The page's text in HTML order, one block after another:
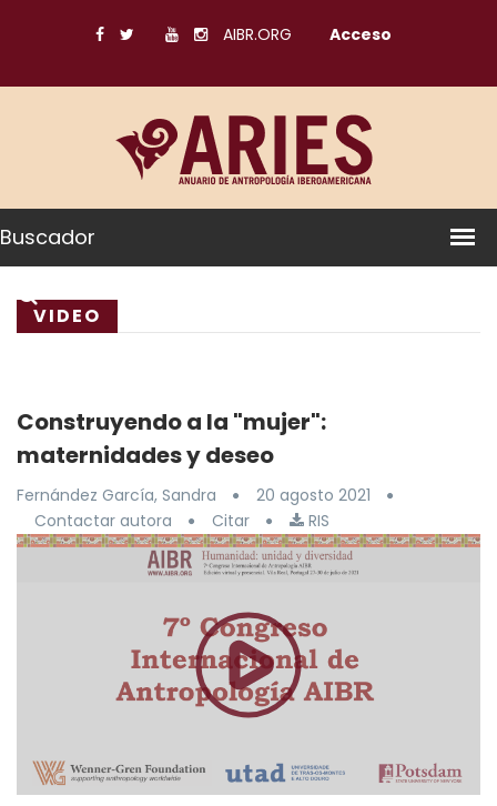
AIBR.ORG Acceso
Buscador
VIDEO
Construyendo a la "mujer":
maternidades y deseo
Fernández García, Sandra
20 agosto 2021
Contactar autora
Citar RIS